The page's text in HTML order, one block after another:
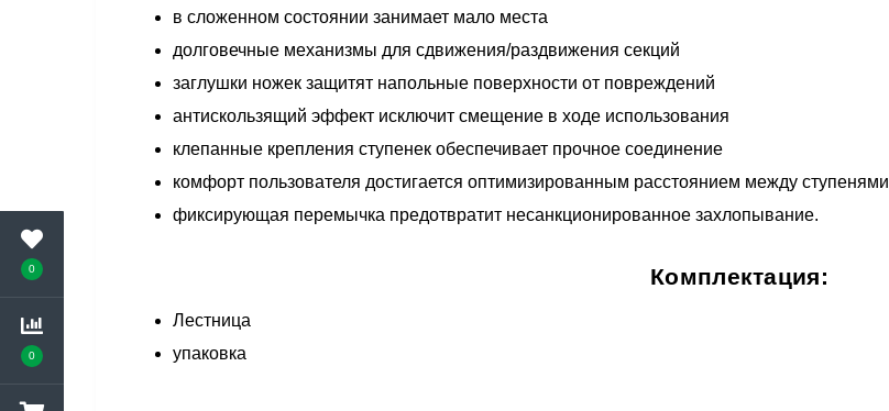
0
0
в сложенном состоянии занимает мало места
долговечные механизмы для сдвижения/раздвижения секций
заглушки ножек защитят напольные поверхности от повреждений
антискользящий эффект исключит смещение в ходе использования
клепанные крепления ступенек обеспечивает прочное соединение
комфорт пользователя достигается оптимизированным расстоянием между ступенями
фиксирующая перемычка предотвратит несанкционированное захлопывание.
Комплектация:
Лестница
упаковка